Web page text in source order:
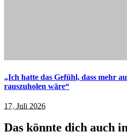
„Ich hatte das Gefühl, dass mehr
rauszuholen wäre“
17. Juli 2026
Das könnte dich auch